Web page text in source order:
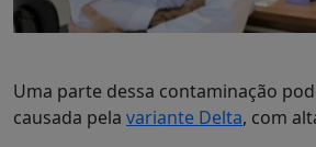
Uma parte dessa contaminação
causada pela variante Delta, com